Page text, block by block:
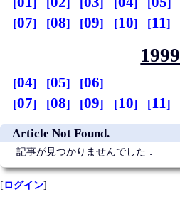
07
08 09 10 11
1999
04 05
06
07
08 09 10 11
Article Not Found.
記事が見つかりませんでした．
[ログイン]